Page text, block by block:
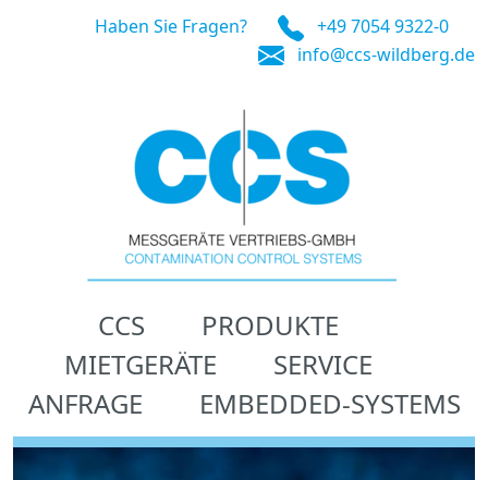
Haben Sie Fragen?
+49 7054 9322-0
info@ccs-wildberg.de
CCS
PRODUKTE
MIETGERÄTE
SERVICE
ANFRAGE
EMBEDDED-SYSTEMS